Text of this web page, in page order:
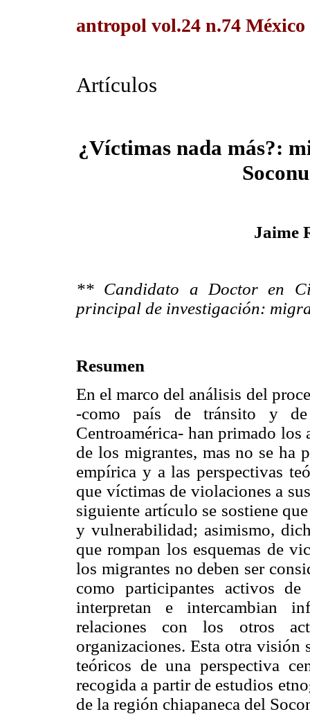
antropol vol.24 n.74 México
Artículos
¿Víctimas nada más?:
Jaime
** Candidato a Doctor en
principal de investigación:
Resumen
En el marco del análisis del
-como país de tránsito y
Centroamérica- han primado
de los migrantes, mas no se ha
empírica y a las perspectivas
que víctimas de violaciones a
siguiente artículo se sostiene
y vulnerabilidad; asimismo,
que rompan los esquemas de
los migrantes no deben ser
como participantes activos
interpretan e intercambian
relaciones con los otros
organizaciones. Esta otra visión
teóricos de una perspectiva
recogida a partir de estudios
de la región chiapaneca del